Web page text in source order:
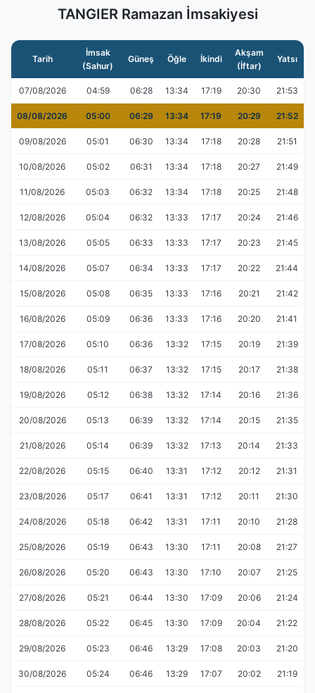
TANGIER Ramazan İmsakiyesi
Tarih
İmsak
(Sahur)
Güneş Öğle İkindi
Akşam
(İftar)
Yatsı
07/08/2026 04:59 06:28 13:34 17:19 20:30 21:53
08/08/2026 05:00 06:29 13:34 17:19 20:29 21:52
09/08/2026 05:01 06:30 13:34 17:18 20:28 21:51
10/08/2026 05:02 06:31 13:34 17:18 20:27 21:49
11/08/2026 05:03 06:32 13:34 17:18 20:25 21:48
12/08/2026 05:04 06:32 13:33 17:17 20:24 21:46
13/08/2026 05:05 06:33 13:33 17:17 20:23 21:45
14/08/2026 05:07 06:34 13:33 17:17 20:22 21:44
15/08/2026 05:08 06:35 13:33 17:16 20:21 21:42
16/08/2026 05:09 06:36 13:33 17:16 20:20 21:41
17/08/2026 05:10 06:36 13:32 17:15 20:19 21:39
18/08/2026 05:11 06:37 13:32 17:15 20:17 21:38
19/08/2026 05:12 06:38 13:32 17:14 20:16 21:36
20/08/2026 05:13 06:39 13:32 17:14 20:15 21:35
21/08/2026 05:14 06:39 13:32 17:13 20:14 21:33
22/08/2026 05:15 06:40 13:31 17:12 20:12 21:31
23/08/2026 05:17 06:41 13:31 17:12 20:11 21:30
24/08/2026 05:18 06:42 13:31 17:11 20:10 21:28
25/08/2026 05:19 06:43 13:30 17:11 20:08 21:27
26/08/2026 05:20 06:43 13:30 17:10 20:07 21:25
27/08/2026 05:21 06:44 13:30 17:09 20:06 21:24
28/08/2026 05:22 06:45 13:30 17:09 20:04 21:22
29/08/2026 05:23 06:46 13:29 17:08 20:03 21:20
30/08/2026 05:24 06:46 13:29 17:07 20:02 21:19